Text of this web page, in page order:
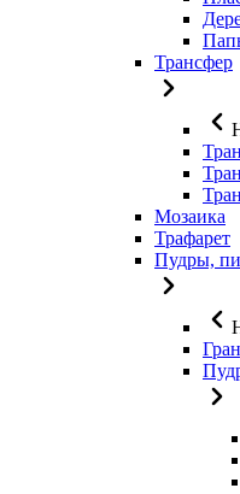
Трансфер
Мозаика
Трафарет
Пудры,